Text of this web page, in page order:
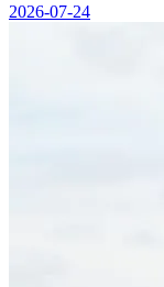
2026-07-24